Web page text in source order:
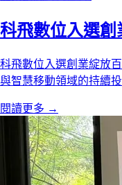
科飛數位入選創
科飛數位入選創業綻放
與智慧移動領域的持續投
閱讀更多 →